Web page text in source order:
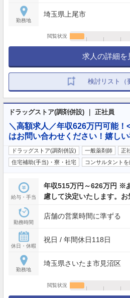
勤務地
埼玉県上尾市
閲覧状況
求人の詳細を
検討リスト（
ドラッグストア(調剤併設) ｜ 正社員
＼高額求人／年収626万円可能
はお問い合わせください！嬉しい
ドラッグストア(調剤併設) 一般薬剤師 正
住宅補助(手当)・寮・社宅
コンサルタント
給与・手当
年収515万円～626万円 ※
慮して決定いたします。お
勤務時間
店舗の営業時間に準ずる
休日・休暇
祝日 / 年間休日118日
勤務地
埼玉県さいたま市見沼区
閲覧状況